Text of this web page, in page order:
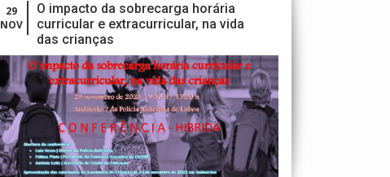
29
NOV
O impacto da sobrecarga horária
curricular e extracurricular, na vida
das crianças